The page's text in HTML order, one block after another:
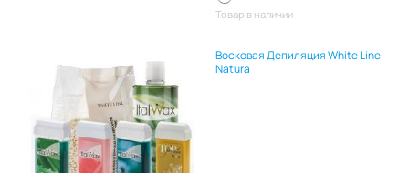
Товар в наличии
Восковая Депиляция White Line
Natura